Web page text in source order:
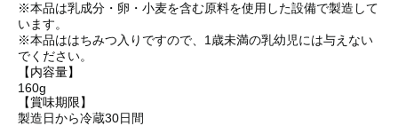
※本品は乳成分・卵・小麦を含む原料を使用した設備で製造して
います。
※本品ははちみつ入りですので、1歳未満の乳幼児には与えない
でください。
【内容量】
160g
【賞味期限】
製造日から冷蔵30日間